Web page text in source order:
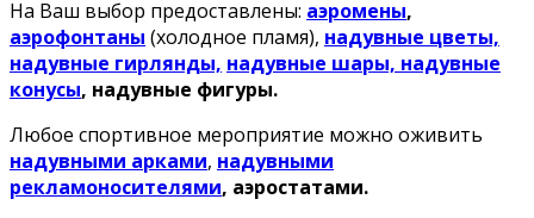
На Ваш выбор предоставлены: аэромены,
аэрофонтаны (холодное пламя), надувные цветы,
надувные гирлянды, надувные шары, надувные
конусы, надувные фигуры.
Любое спортивное мероприятие можно оживить
надувными арками, надувными
рекламоносителями, аэростатами.